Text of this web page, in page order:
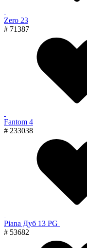
Zero 23
# 71387
Fantom 4
# 233038
Piana Дуб 13 PG
# 53682